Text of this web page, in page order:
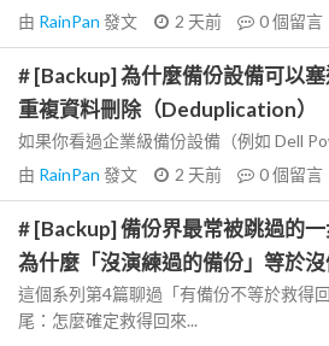
由 RainPan 發文 2 天前 0個留言
# [Backup] 為什麼備份設備可以
重複資料刪除（Deduplication）
如果你看過企業級備份設備（例如 Dell
由 RainPan 發文 2 天前 0個留言
# [Backup] 備份界最常被跳過的
為什麼「沒演練過的備份」等於
這個系列第4篇聊過「有備份不等於救得
尾：怎麼確定救得回來...